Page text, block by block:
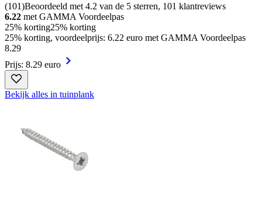
(101)Beoordeeld met 4.2 van de 5 sterren, 101 klantreviews
6.22 met GAMMA Voordeelpas
25% korting25% korting
25% korting, voordeelprijs: 6.22 euro met GAMMA Voordeelpas
8.29
Prijs: 8.29 euro
Bekijk alles in tuinplank